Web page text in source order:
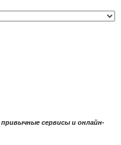
сервисы и онлайн-